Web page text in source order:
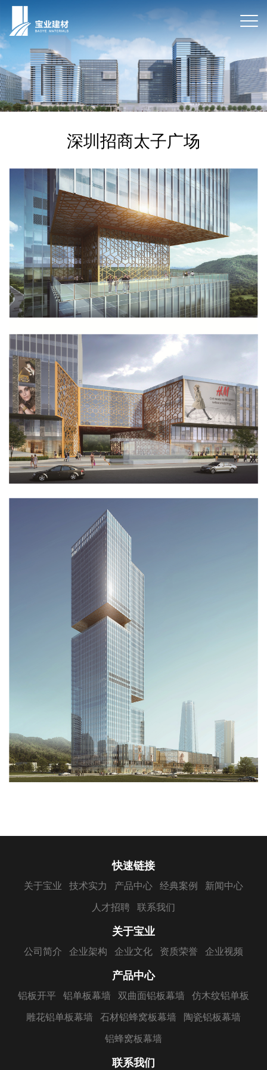
深圳招商太子广场
快速链接
关于宝业 技术实力 产品中心 经典案例 新闻中心
人才招聘 联系我们
关于宝业
公司简介 企业架构 企业文化 资质荣誉 企业视频
产品中心
铝板开平 铝单板幕墙 双曲面铝板幕墙 仿木纹铝单板
雕花铝单板幕墙 石材铝蜂窝板幕墙 陶瓷铝板幕墙
铝蜂窝板幕墙
联系我们